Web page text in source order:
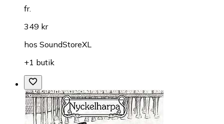
fr.
349 kr
hos SoundStoreXL
+1 butik